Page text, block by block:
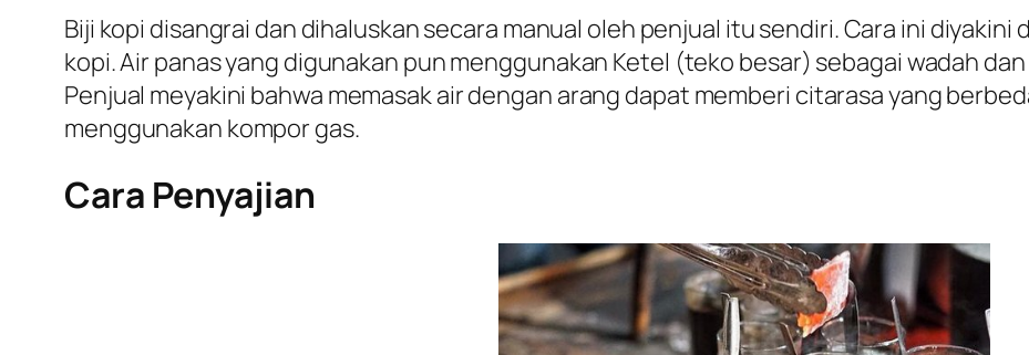
Biji kopi disangrai dan dihaluskan secara manual oleh penjual itu sendiri. Cara ini diyakini
kopi. Air panas yang digunakan pun menggunakan Ketel (teko besar) sebagai wadah
Penjual meyakini bahwa memasak air dengan arang dapat memberi citarasa yang
menggunakan kompor gas.
Cara Penyajian